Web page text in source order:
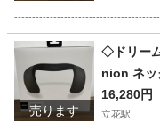
兵庫 尼崎市 立花駅
売ります
◇ドリー
nion ネッ
品】
16,280円
立花駅